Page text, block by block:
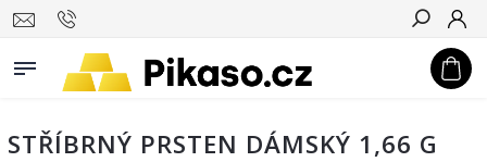
Hledat
STŘÍBRNÝ PRSTEN DÁMSKÝ 1,66 G